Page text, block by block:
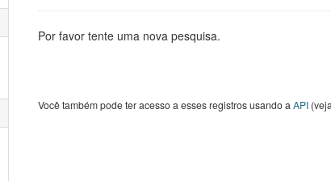
Por favor tente uma nova pesquisa.
Você também pode ter acesso a esses registros usando a API(veja